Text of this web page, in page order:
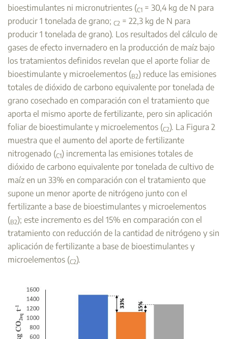
bioestimulantes ni micronutrientes (C1 = 30,4 kg de N para
producir 1 tonelada de grano; C2 = 22,3 kg de N para
producir 1 tonelada de grano). Los resultados del cálculo de
gases de efecto invernadero en la producción de maíz bajo
los tratamientos definidos revelan que el aporte foliar de
bioestimulante y microelementos (B2) reduce las emisiones
totales de dióxido de carbono equivalente por tonelada de
grano cosechado en comparación con el tratamiento que
aporta el mismo aporte de fertilizante, pero sin aplicación
foliar de bioestimulante y microelementos (C2). La Figura 2
muestra que el aumento del aporte de fertilizante
nitrogenado (C1) incrementa las emisiones totales de
dióxido de carbono equivalente por tonelada de cultivo de
maíz en un 33% en comparación con el tratamiento que
supone un menor aporte de nitrógeno junto con el
fertilizante a base de bioestimulantes y microelementos
(B2); este incremento es del 15% en comparación con el
tratamiento con reducción de la cantidad de nitrógeno y sin
aplicación de fertilizante a base de bioestimulantes y
microelementos (C2).